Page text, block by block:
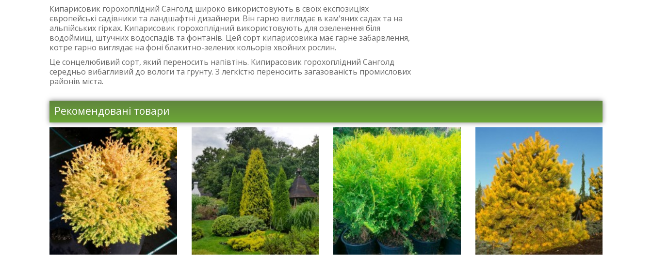
Кипарисовик горохоплідний Санголд широко використовують в своїх експозиціях
європейські садівники та ландшафтні дизайнери. Він гарно виглядає в кам'яних садах та на
альпійських гірках. Кипарисовик горохоплідний використовують для озеленення біля
водоймищ, штучних водоспадів та фонтанів. Цей сорт кипарисовика має гарне забарвлення,
котре гарно виглядає на фоні блакитно-зелених кольорів хвойних рослин.
Це сонцелюбивий сорт, який переносить напівтінь. Кипирасовик горохоплідний Санголд
середньо вибагливий до вологи та грунту. З легкістю переносить загазованість промислових
районів міста.
Рекомендовані товари